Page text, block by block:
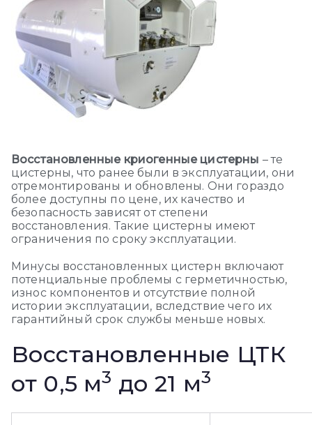
Восстановленные криогенные цистерны – те
цистерны, что ранее были в эксплуатации, они
отремонтированы и обновлены. Они гораздо
более доступны по цене, их качество и
безопасность зависят от степени
восстановления. Такие цистерны имеют
ограничения по сроку эксплуатации.
Минусы восстановленных цистерн включают
потенциальные проблемы с герметичностью,
износ компонентов и отсутствие полной
истории эксплуатации, вследствие чего их
гарантийный срок службы меньше новых.
Восстановленные ЦТК
от 0,5 м3 до 21 м3